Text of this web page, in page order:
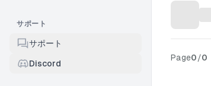
サポート
サポート
Discord
Page0/0